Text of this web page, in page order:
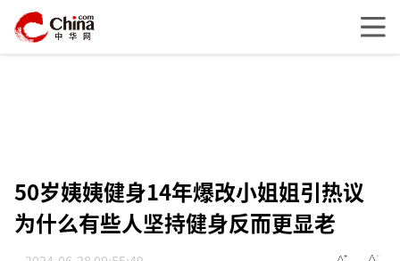
50岁姨姨健身14年爆改小姐姐引热议
为什么有些人坚持健身反而更显老